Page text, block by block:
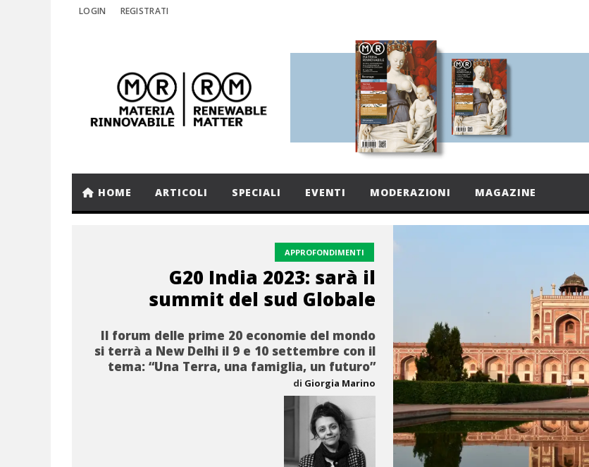
LOGIN REGISTRATI
HOME ARTICOLI SPECIALI EVENTI MODERAZIONI MAGAZINE
APPROFONDIMENTI
G20 India 2023: sarà il
summit del sud Globale
Il forum delle prime 20 economie del mondo
si terrà a New Delhi il 9 e 10 settembre con il
tema: “Una Terra, una famiglia, un futuro”
di Giorgia Marino